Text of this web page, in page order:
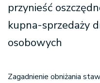
Dochód
60
000
Rozliczona
przynieść
kupna-sprzedaży
osobowych
Zagadnienie obniżania